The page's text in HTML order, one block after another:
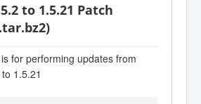
to 1.5.21 Patch
for performing updates from
1.5.21